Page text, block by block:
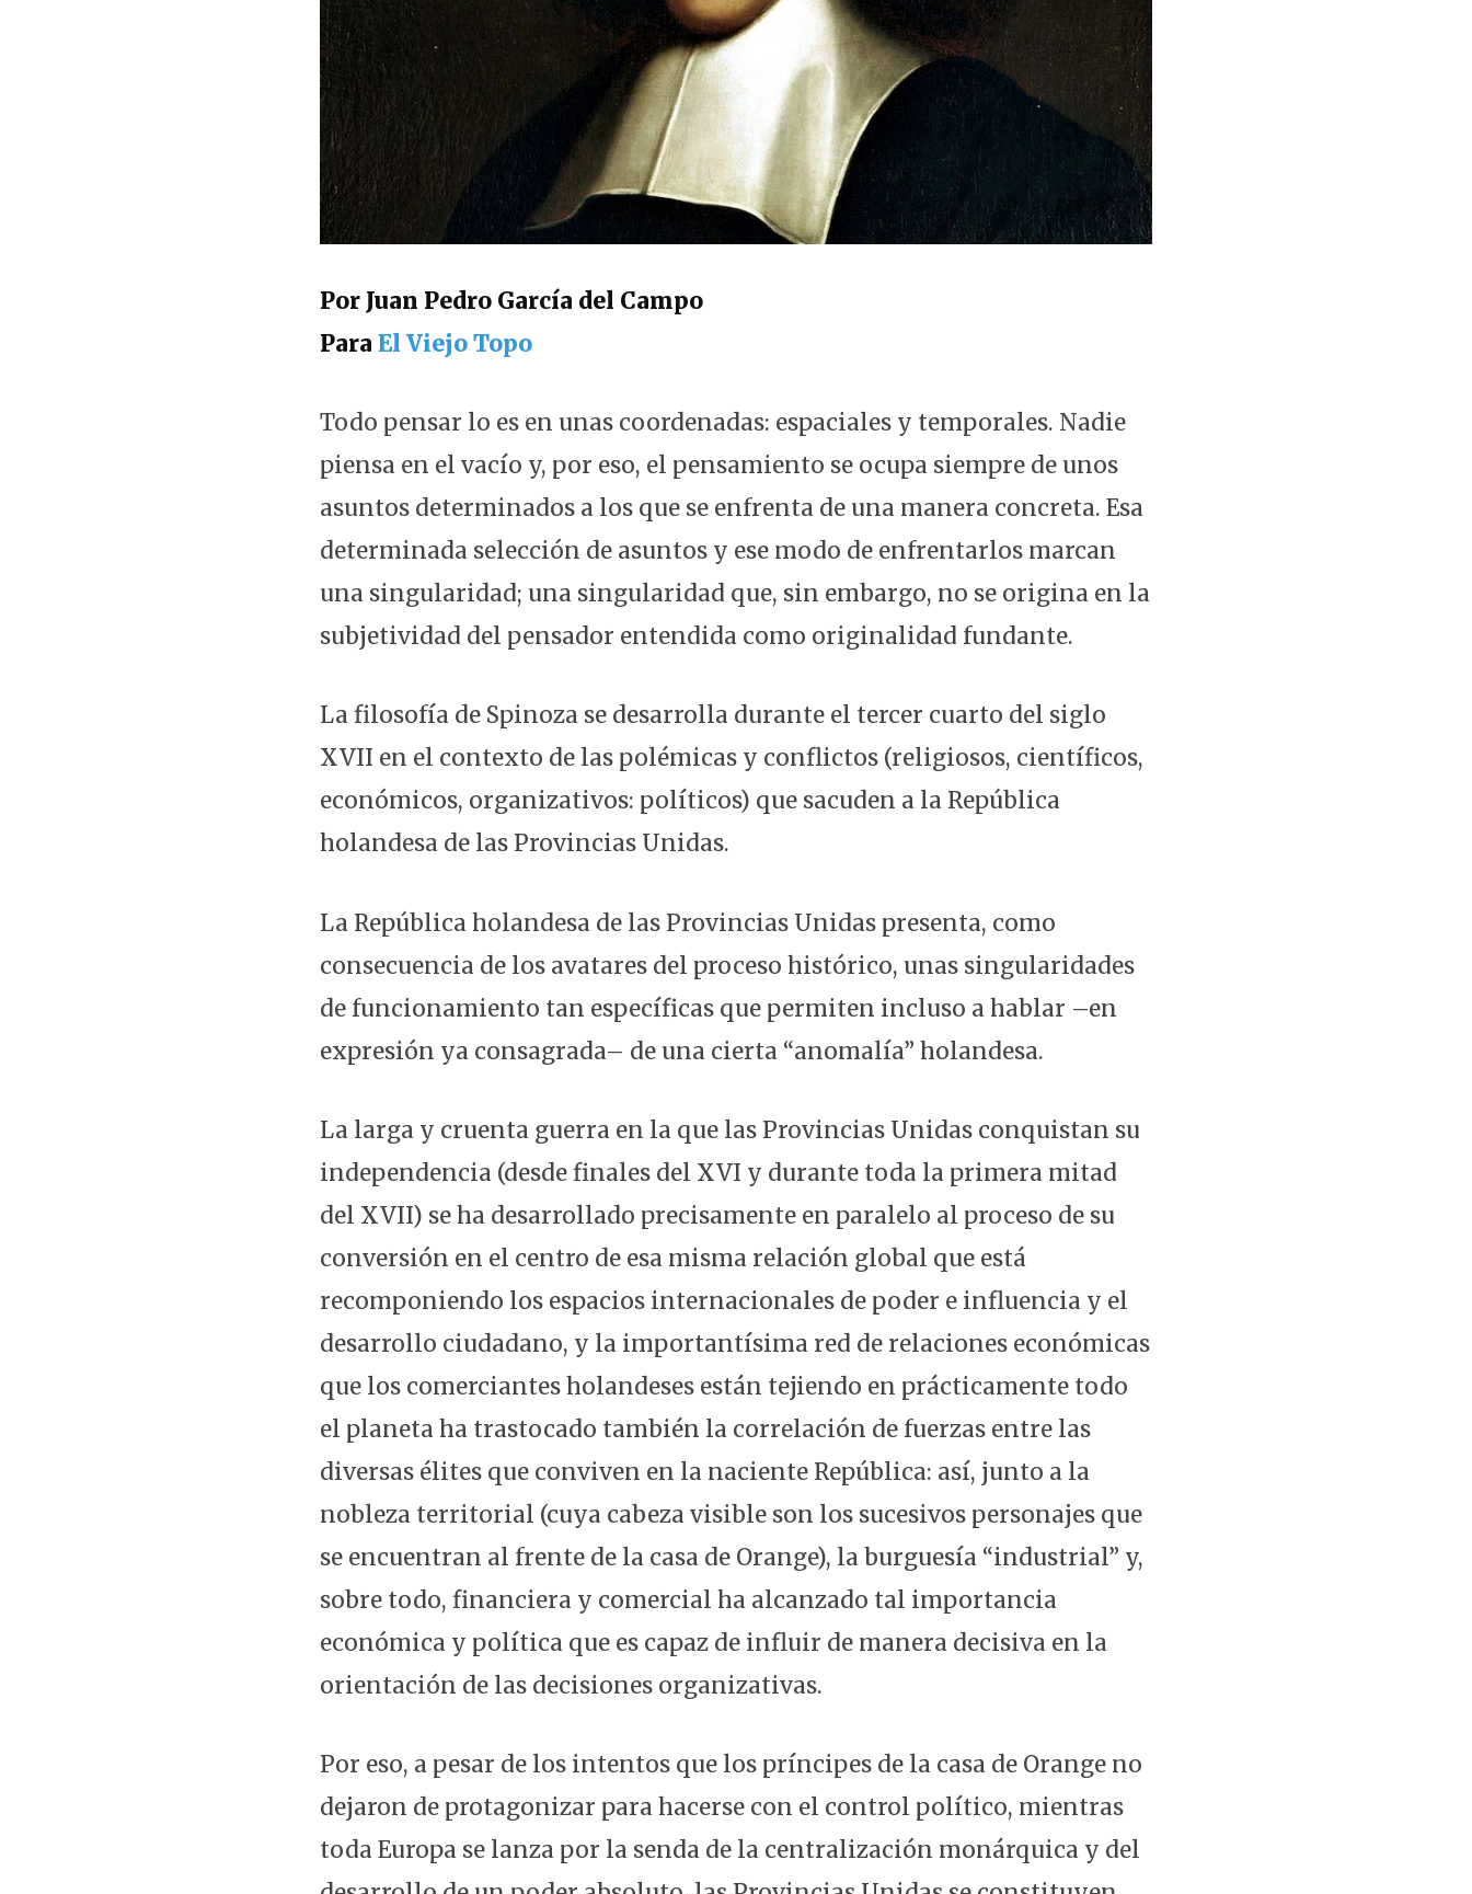
Por Juan Pedro García del Campo
Para El Viejo Topo
Todo pensar lo es en unas coordenadas: espaciales y temporales. Nadie
piensa en el vacío y, por eso, el pensamiento se ocupa siempre de unos
asuntos determinados a los que se enfrenta de una manera concreta. Esa
determinada selección de asuntos y ese modo de enfrentarlos marcan
una singularidad; una singularidad que, sin embargo, no se origina en la
subjetividad del pensador entendida como originalidad fundante.
La filosofía de Spinoza se desarrolla durante el tercer cuarto del siglo
XVII en el contexto de las polémicas y conflictos (religiosos, científicos,
económicos, organizativos: políticos) que sacuden a la República
holandesa de las Provincias Unidas.
La República holandesa de las Provincias Unidas presenta, como
consecuencia de los avatares del proceso histórico, unas singularidades
de funcionamiento tan específicas que permiten incluso a hablar –en
expresión ya consagrada– de una cierta “anomalía” holandesa.
La larga y cruenta guerra en la que las Provincias Unidas conquistan su
independencia (desde finales del XVI y durante toda la primera mitad
del XVII) se ha desarrollado precisamente en paralelo al proceso de su
conversión en el centro de esa misma relación global que está
recomponiendo los espacios internacionales de poder e influencia y el
desarrollo ciudadano, y la importantísima red de relaciones económicas
que los comerciantes holandeses están tejiendo en prácticamente todo
el planeta ha trastocado también la correlación de fuerzas entre las
diversas élites que conviven en la naciente República: así, junto a la
nobleza territorial (cuya cabeza visible son los sucesivos personajes que
se encuentran al frente de la casa de Orange), la burguesía “industrial” y,
sobre todo, financiera y comercial ha alcanzado tal importancia
económica y política que es capaz de influir de manera decisiva en la
orientación de las decisiones organizativas.
Por eso, a pesar de los intentos que los príncipes de la casa de Orange no
dejaron de protagonizar para hacerse con el control político, mientras
toda Europa se lanza por la senda de la centralización monárquica y del